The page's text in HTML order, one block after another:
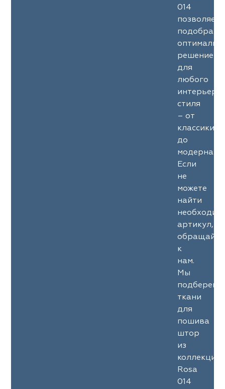
014
позволяет
подобрать
решение
для
любого
стиля
– от
классики
до
модерна.
Если
не
можете
найти
артикул,
к
нам.
Мы
подберем
ткани
для
пошива
штор
из
Rosa
014